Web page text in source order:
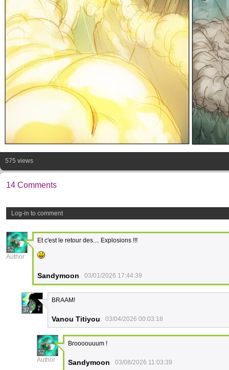
575 views
14 Comments
Log-in to comment
52
Author
Et c'est le retour des.... Explosions !!!
Sandymoon 03/01/2026 17:44:39
37
BRAAM!
Vanou Titiyou 03/04/2026 00:03:18
52
Author
Broooouuum !
Sandymoon 03/08/2026 11:03:39